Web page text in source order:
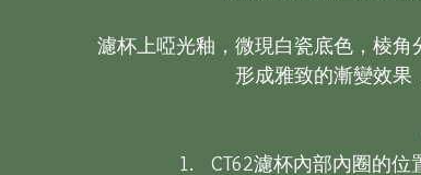
濾杯上啞光釉，微現白瓷底色，棱角
形成雅致的漸變效果
1.    CT62濾杯內部內圈的